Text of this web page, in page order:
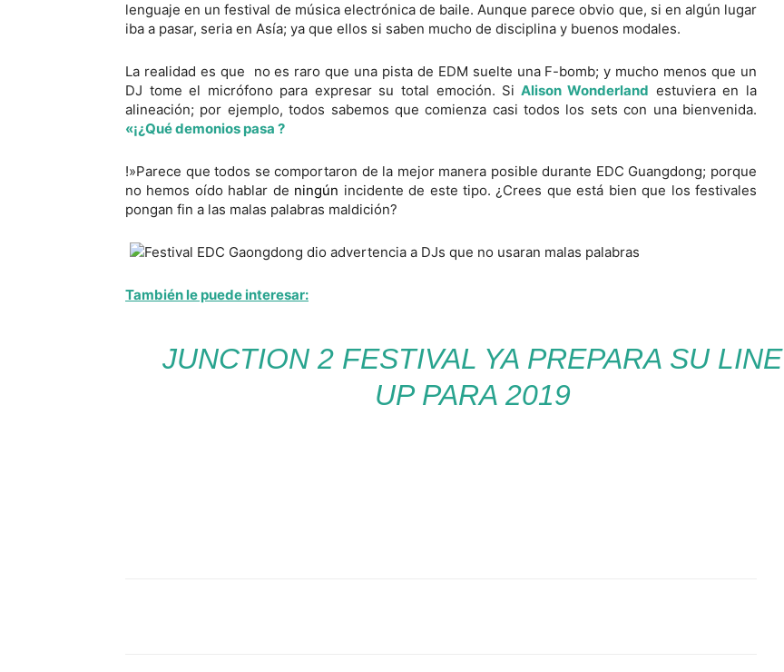
lenguaje en un festival de música electrónica de baile. Aunque parece obvio que, si en algún lugar
iba a pasar, seria en Asía; ya que ellos si saben mucho de disciplina y buenos modales.
La realidad es que no es raro que una pista de EDM suelte una F-bomb; y mucho menos que un
DJ tome el micrófono para expresar su total emoción. Si Alison Wonderland estuviera en la
alineación; por ejemplo, todos sabemos que comienza casi todos los sets con una bienvenida.
«¡¿Qué demonios pasa ?
!»Parece que todos se comportaron de la mejor manera posible durante EDC Guangdong; porque
no hemos oído hablar de ningún incidente de este tipo. ¿Crees que está bien que los festivales
pongan fin a las malas palabras maldición?
También le puede interesar:
JUNCTION 2 FESTIVAL YA PREPARA SU LINE
UP PARA 2019